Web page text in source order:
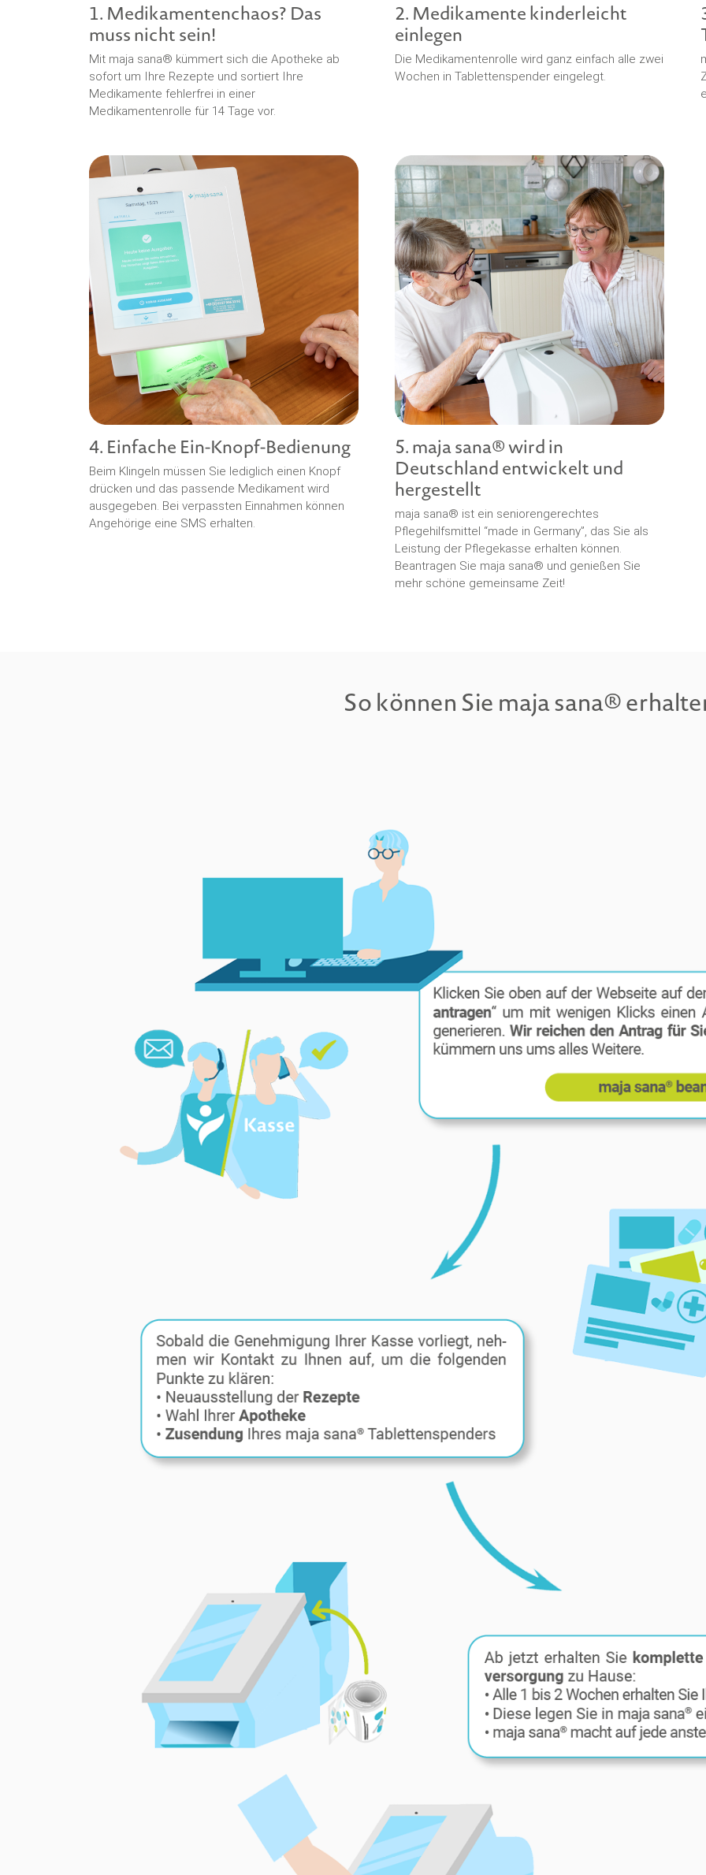
1. Medikamentenchaos? Das
muss nicht sein!
Mit maja sana® kümmert sich die Apotheke ab
sofort um Ihre Rezepte und sortiert Ihre
Medikamente fehlerfrei in einer
Medikamentenrolle für 14 Tage vor.
2. Medikamente kinderleicht
einlegen
Die Medikamentenrolle wird ganz einfach alle zwei
Wochen in Tablettenspender eingelegt.
4. Einfache Ein-Knopf-Bedienung
Beim Klingeln müssen Sie lediglich einen Knopf
drücken und das passende Medikament wird
ausgegeben. Bei verpassten Einnahmen können
Angehörige eine SMS erhalten.
5. maja sana® wird in
Deutschland entwickelt und
hergestellt
maja sana® ist ein seniorengerechtes
Pflegehilfsmittel “made in Germany”, das Sie als
Leistung der Pflegekasse erhalten können.
Beantragen Sie maja sana® und genießen Sie
mehr schöne gemeinsame Zeit!
So können Sie maja sana®